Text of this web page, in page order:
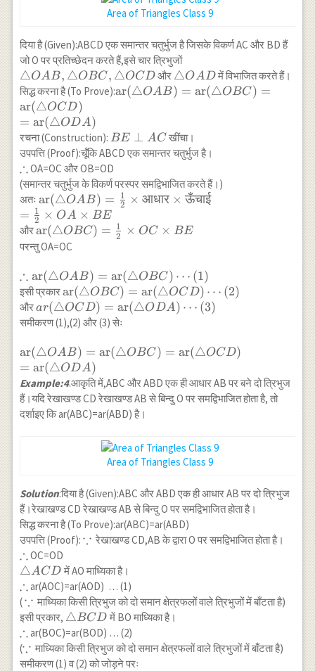
\frac{1}{2} \times
\operatorname{ar}
(\triangle ABC) \\
\Rightarrow
\operatorname{ar}
(\triangle
BED)=\frac{1}
{4}
\operatorname{ar}
(\triangle ABC)
Area of Triangles Class 9
दिया है (Given):ABCD एक समान्तर चतुर्भुज है जिसके विकर्ण AC और BD हैं
जो O पर प्रतिच्छेदन करते हैं,इसे चार त्रिभुजों\triangle
OAB,
\triangle
△OAB, △OBC, △OCDऔर \triangle
OAD
△OADमें विभाजित करते हैं।
सिद्ध करना है (To Prove):\operatorname{ar}
(\triangle
OBC)=\operatorname{ar}
(\triangle OCD) \\
=\operatorname{ar}
(\triangle ODA)
ar(△OAB) = ar(△OBC) =
ar(△OCD)
= ar(△ODA)
रचना (Construction): BE
\perp
AC
BE ⊥ AC खींचा।
उपपत्ति (Proof):चूँकि ABCD एक समान्तर चतुर्भुज है।
\therefore
∴OA=OC और OB=OD
(समान्तर चतुर्भुज के विकर्ण परस्पर समद्विभाजित करते हैं।)
अतः \operatorname{ar}
(\triangle OAB)
=\frac{1}{2}
\times \text
{आधार} \times
\text{ऊँचाई} \\
=\frac{1}{2}
\times OA \times
BE
ar(△OAB) = 2
1 × आधार × ऊँचाई
= 2
1 × OA × BE
और\operatorname{ar}
(\triangle
{2} \times OC
\times BE
ar(△OBC) = 2
1 × OC × BE
परन्तु OA=OC
\therefore
\operatorname{ar}
(\triangle
OAB)=\operatorname{ar}
∴ ar(△OAB) = ar(△OBC) ⋯ (1)
इसी प्रकार\operatorname{ar}
(\triangle
OBC)=\operatorname{ar}
ar(△OBC) = ar(△OCD) ⋯ (2)
औरar(\triangle
OCD)=\operatorname{ar}
ar(△OCD) = ar(△ODA) ⋯ (3)
समीकरण (1),(2) और (3) सेः
\operatorname{ar}
(\triangle
OAB)=\operatorname{ar}
(\triangle
OBC)=\operatorname{ar}
=\operatorname{ar}
(\triangle ODA)
ar(△OAB) = ar(△OBC) = ar(△OCD)
= ar(△ODA)
Example:4.आकृति में,ABC और ABD एक ही आधार AB पर बने दो त्रिभुज
हैं।यदि रेखाखण्ड CD रेखाखण्ड AB से बिन्दु O पर समद्विभाजित होता है, तो
दर्शाइए कि ar(ABC)=ar(ABD) है।
Area of Triangles Class 9
Solution:दिया है (Given):ABC और ABD एक ही आधार AB पर दो त्रिभुज
हैं।रेखाखण्ड CD रेखाखण्ड AB से बिन्दु O पर समद्विभाजित होता है।
सिद्ध करना है (To Prove):ar(ABC)=ar(ABD)
उपपत्ति (Proof): \because
∵रेखाखण्ड CD,AB के द्वारा O पर समद्विभाजित होता है।
\therefore
∴OC=OD
\triangle
ACD
△ACD में AO माध्यिका है।
\therefore
∴ar(AOC)=ar(AOD) … (1)
(\because
∵माध्यिका किसी त्रिभुज को दो समान क्षेत्रफलों वाले त्रिभुजों में बाँटता है)
इसी प्रकार, \triangle
BCD
△BCD में BO माध्यिका है।
\therefore
∴ar(BOC)=ar(BOD) … (2)
(\because
∵माध्यिका किसी त्रिभुज को दो समान क्षेत्रफलों वाले त्रिभुजों में बाँटता है)
समीकरण (1) व (2) को जोड़ने परः